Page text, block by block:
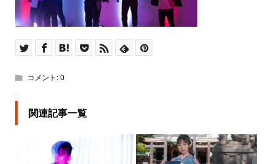
コメント:0
関連記事一覧